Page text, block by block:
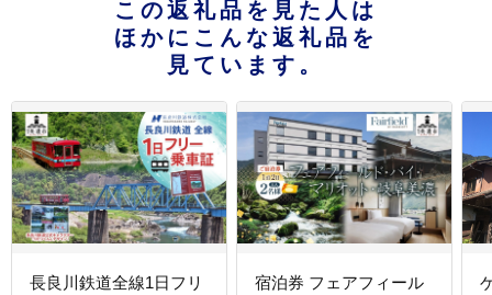
この返礼品を見た人は
ほかにこんな返礼品を
見ています。
長良川鉄道全線1日フリ
宿泊券 フェアフィール